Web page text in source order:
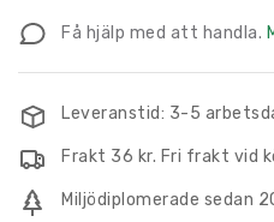
x
180
mm
Få hjälp med att handla.
Leveranstid: 3-5
Frakt 36 kr. Fri frakt vid
Miljödiplomerade sedan